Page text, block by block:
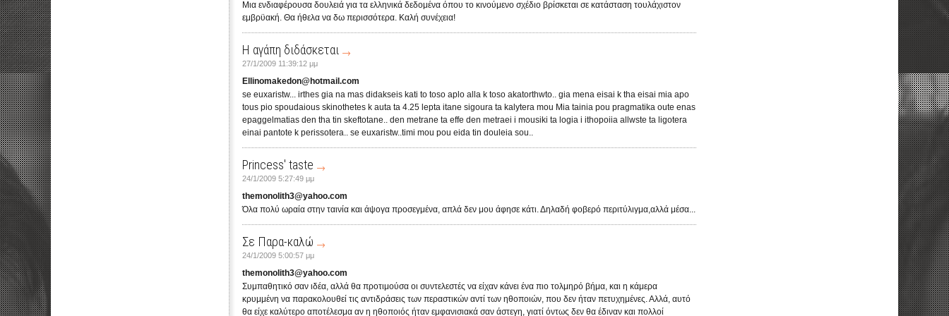
Μια ενδιαφέρουσα δουλειά για τα ελληνικά δεδομένα όπου το κινούμενο σχέδιο βρίσκεται σε κατάσταση τουλάχιστον
εμβρϋακή. Θα ήθελα να δω περισσότερα. Καλή συνέχεια!
Η αγάπη διδάσκεται
27/1/2009 11:39:12 μμ
Ellinomakedon@hotmail.com
se euxaristw... irthes gia na mas didakseis kati to toso aplo alla k toso akatorthwto.. gia mena eisai k tha eisai mia apo
tous pio spoudaious skinothetes k auta ta 4.25 lepta itane sigoura ta kalytera mou Mia tainia pou pragmatika oute enas
epaggelmatias den tha tin skeftotane.. den metrane ta effe den metraei i mousiki ta logia i ithopoiia allwste ta ligotera
einai pantote k perissotera.. se euxaristw..timi mou pou eida tin douleia sou..
Princess' taste
24/1/2009 5:27:49 μμ
themonolith3@yahoo.com
Όλα πολύ ωραία στην ταινία και άψογα προσεγμένα, απλά δεν μου άφησε κάτι. Δηλαδή φοβερό περιτύλιγμα,αλλά μέσα...
Σε Παρα-καλώ
24/1/2009 5:00:57 μμ
themonolith3@yahoo.com
Συμπαθητικό σαν ιδέα, αλλά θα προτιμούσα οι συντελεστές να είχαν κάνει ένα πιο τολμηρό βήμα, και η κάμερα
κρυμμένη να παρακολουθεί τις αντιδράσεις των περαστικών αντί των ηθοποιών, που δεν ήταν πετυχημένες. Αλλά, αυτό
θα είχε καλύτερο αποτέλεσμα αν η ηθοποιός ήταν εμφανισιακά σαν άστεγη, γιατί όντως δεν θα έδιναν και πολλοί